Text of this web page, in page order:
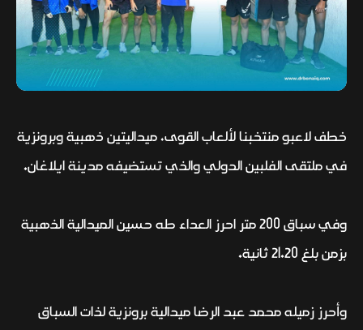
خطف لاعبو منتخبنا لألعاب القوى، ميداليتين ذهبية وبرونزية
في ملتقى الفلبين الدولي والذي تستضيفه مدينة ايلاغان.
وفي سباق 200 متر احرز العداء طه حسين الميدالية الذهبية
بزمن بلغ 21.20 ثانية.
وأحرز زميله محمد عبد الرضا ميدالية برونزية لذات السباق